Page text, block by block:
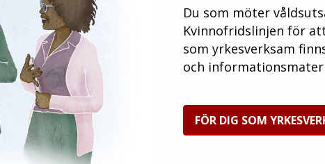
Du som möter
Kvinnofridslinjen för
som yrkesverksam
och
FÖR DIG SOM